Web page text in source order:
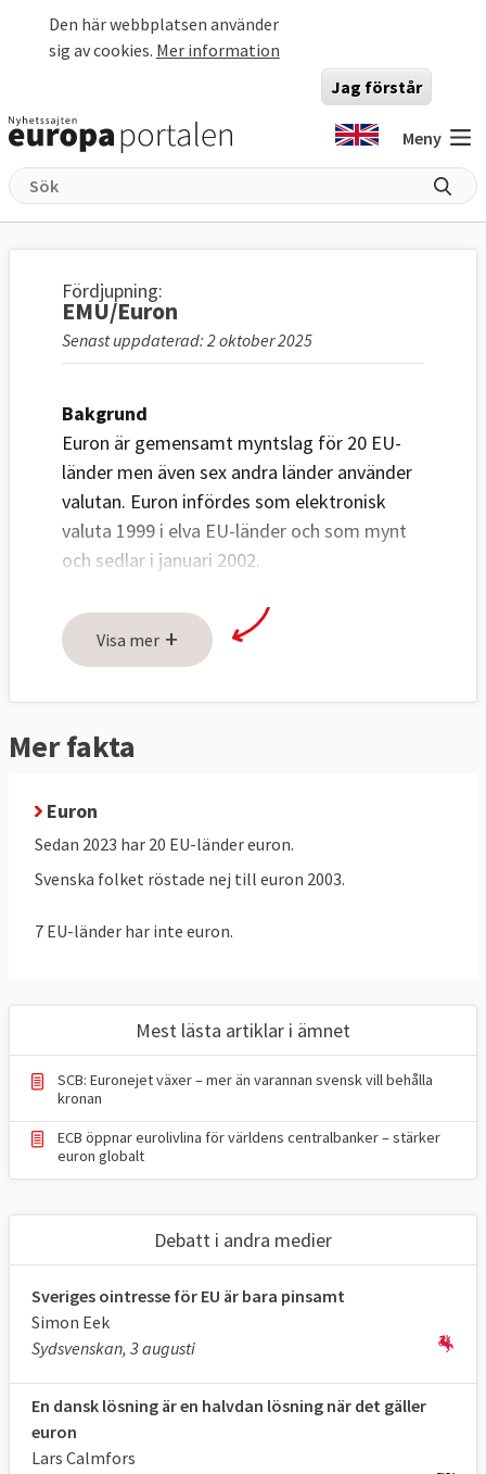
Den här webbplatsen använder
sig av cookies. Mer information
Jag förstår
Meny
Fördjupning:
EMU/Euron
Senast uppdaterad: 2 oktober 2025
Bakgrund
Euron är gemensamt myntslag för 20 EU-
länder men även sex andra länder använder
valutan. Euron infördes som elektronisk
valuta 1999 i elva EU-länder och som mynt
och sedlar i januari 2002.
Det ekonomiska och monetära samarbetet
EMU (Ekonomiska och monetära unionen)
innebär att alla medlemsländer har en
marknaden ska skapa tillväxt och
delta i eurosamarbetet måste
medlemsländerna uppfylla fyra ekonomiska
Flera av de nyare medlemsländerna efter
2004 uppfyller ännu inte villkoren som krävs
för att få delta i eurosamarbetet.
Bland de gamla EU-länderna är det bara
Sverige och Danmark som ännu inte har
infört euron. Danmark har förhandlat fram
rättsliga undantag som innebär att de kan
stå utanför euroområdet.
Sverige har inget rättsligt undantag men
tackade nej till euron efter att
en folkomröstning 2003 tydligt avvisade ett
valutabyte. Det har i praktiken accepterats
av övriga EU-länder som ett informellt
"politiskt undantag".
Visa mer +
Mer fakta
Euron
Sedan 2023 har 20 EU-länder euron.
Svenska folket röstade nej till euron 2003.
7 EU-länder har inte euron.
Mest lästa artiklar i ämnet
SCB: Euronejet växer – mer än varannan svensk vill behålla
kronan
ECB öppnar eurolivlina för världens centralbanker – stärker
euron globalt
Debatt i andra medier
Sveriges ointresse för EU är bara pinsamt
Simon Eek
Sydsvenskan, 3 augusti
En dansk lösning är en halvdan lösning när det gäller
euron
Lars Calmfors